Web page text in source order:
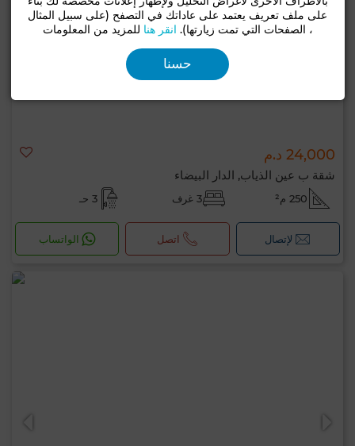
24,000 د.م
شقة ب عين الذياب, الدار البيضاء
250 م² 3 غرف 3 حـ
لإتصال اتصل الواتساب
على ملف تعريف يعتمد على عاداتك في التصفح (على سبيل المثال
، الصفحات التي تمت زيارتها). انقر هنا للمزيد من المعلومات
حسنا